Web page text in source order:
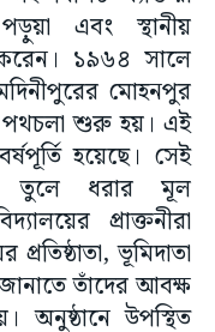
এবং স্থানীয়
করেন। ১৯৬৪ সালে
মোহনপুর
পথচলা শুরু হয়। এই
হয়েছে। সেই
তুলে ধরার মূল
প্রাক্তনীরা
ভূমিদাতা
তাঁদের আবক্ষ
অনুষ্ঠানে উপস্থিত